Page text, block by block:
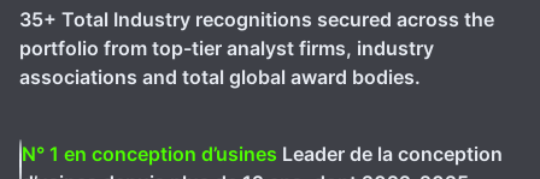
35+ Total Industry recognitions secured across the
portfolio from top-tier analyst firms, industry
associations and total global award bodies.
N° 1 en conception d’usines Leader de la conception